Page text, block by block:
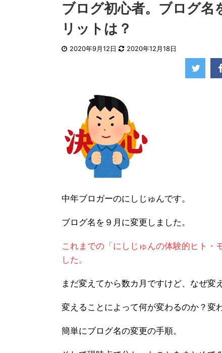
ブログ初心者。ブログ名
リットは？
2020年9月12日 2020年12月18日
中年ブロガーのにしじゅんです。
ブログ名を９月に変更しました。
これまでの「にしじゅんの体験的ヒト・
した。
まだ変えてから数カ月ですけど、なぜ変
変えることによって何が変わるのか？変
簡単にブログ名の変更の手順。